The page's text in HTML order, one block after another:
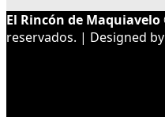
El Rincón de Maquiavelo
reservados. | Designed by